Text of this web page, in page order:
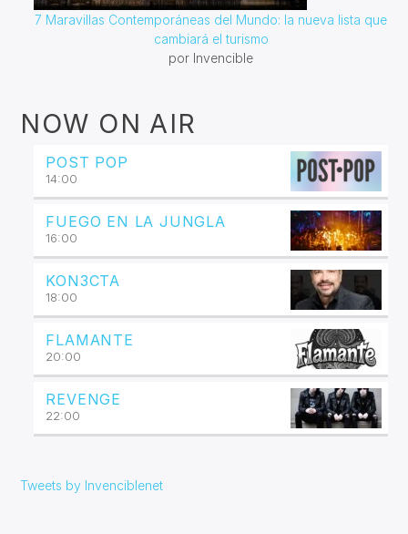
7 Maravillas Contemporáneas del Mundo: la nueva lista que
cambiará el turismo
por Invencible
NOW ON AIR
POST POP
14:00
FUEGO EN LA JUNGLA
16:00
KON3CTA
18:00
FLAMANTE
20:00
REVENGE
22:00
Tweets by Invenciblenet